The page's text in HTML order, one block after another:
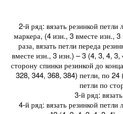
2-й ряд: вязать резинкой
маркера, (4 изн., 3 вместе изн.,
раза, вязать петли переда
вместе изн., 3 изн.) – 3 (4, 3, 4, 3,
сторону спинки резинкой до
328, 344, 368, 384) петли, по
петли по
3-й ряд:
4-й ряд: вязать резинкой